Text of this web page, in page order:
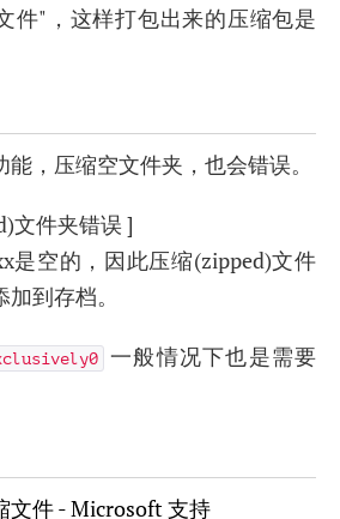
件"，这样打包出来的压缩包是
，压缩空文件夹，也会错误。
文件夹错误 ]
是空的，因此压缩(zipped)文件
到存档。
一般情况下也是需要
文件 - Microsoft 支持